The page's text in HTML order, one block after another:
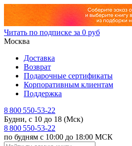
Читать по подписке за 0 руб
Москва
Доставка
Возврат
Подарочные сертификаты
Корпоративным клиентам
Поддержка
8 800 550-53-22
Будни, с 10 до 18 (Мск)
8 800 550-53-22
по будням с 10:00 до 18:00 МСК